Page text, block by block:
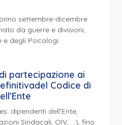
settembre-dicembre
da guerre e divisioni,
e degli Psicologi
partecipazione ai
Codice di
dipendenti dell’Ente,
Sindacali, OIV, …), fino